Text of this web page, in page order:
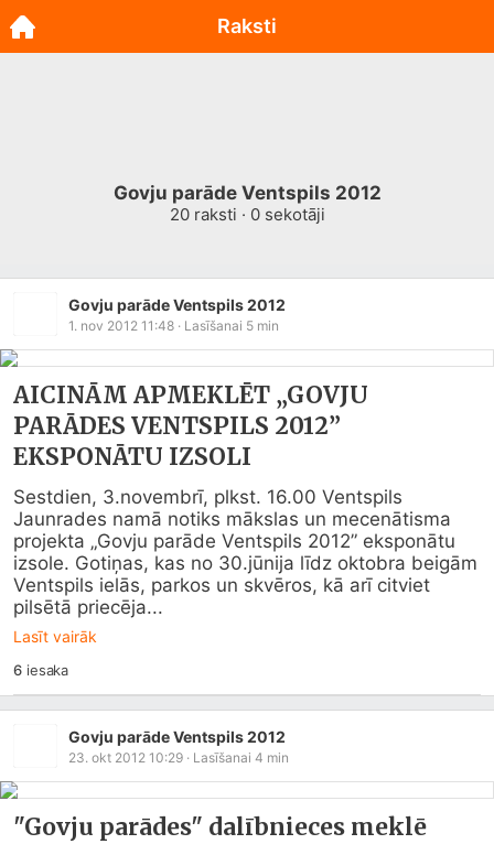
Govju parāde Ventspils 2012
20raksti · 0sekotāji
Govju parāde Ventspils 2012
1. nov 2012 11:48 · Lasīšanai 5 min
AICINĀM APMEKLĒT „GOVJU
PARĀDES VENTSPILS 2012”
EKSPONĀTU IZSOLI
Sestdien, 3.novembrī, plkst. 16.00 Ventspils
Jaunrades namā notiks mākslas un mecenātisma
projekta „Govju parāde Ventspils 2012” eksponātu
izsole. Gotiņas, kas no 30.jūnija līdz oktobra beigām
Ventspils ielās, parkos un skvēros, kā arī citviet
pilsētā priecēja...
Lasīt vairāk
6iesaka
Govju parāde Ventspils 2012
23. okt 2012 10:29 · Lasīšanai 4 min
"Govju parādes" dalībnieces meklē
Raksti